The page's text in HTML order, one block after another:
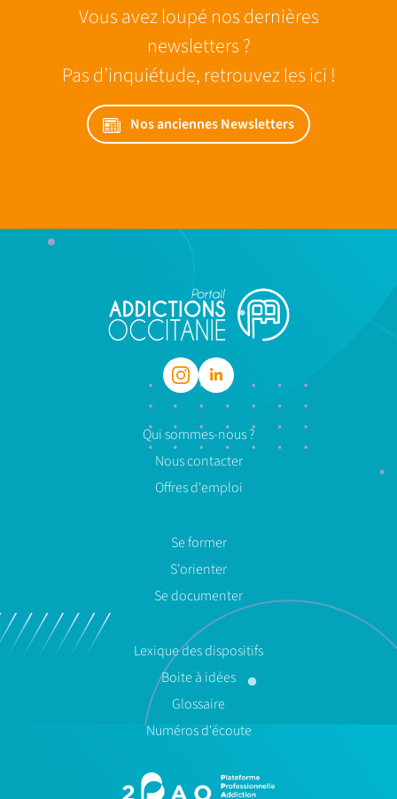
Vous avez loupé nos dernières
newsletters ?
Pas d’inquiétude, retrouvez les ici !
Nos anciennes Newsletters
Qui sommes-nous ?
Nous contacter
Offres d'emploi
Se former
S'orienter
Se documenter
Lexique des dispositifs
Boite à idées
Glossaire
Numéros d'écoute